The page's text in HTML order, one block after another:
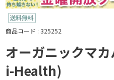
商品コード : 325252
オーガニックマ
i-Health)